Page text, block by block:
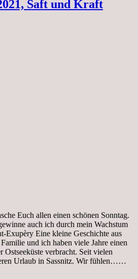
Saft und Kraft
Euch allen einen schönen Sonntag.
auch ich durch mein Wachstum
Exupèry Eine kleine Geschichte aus
und ich haben viele Jahre einen
Ostseeküste verbracht. Seit vielen
Urlaub in Sassnitz. Wir fühlen……